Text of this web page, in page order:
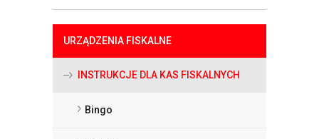
URZĄDZENIA FISKALNE
INSTRUKCJE DLA KAS FISKALNYCH
Bingo